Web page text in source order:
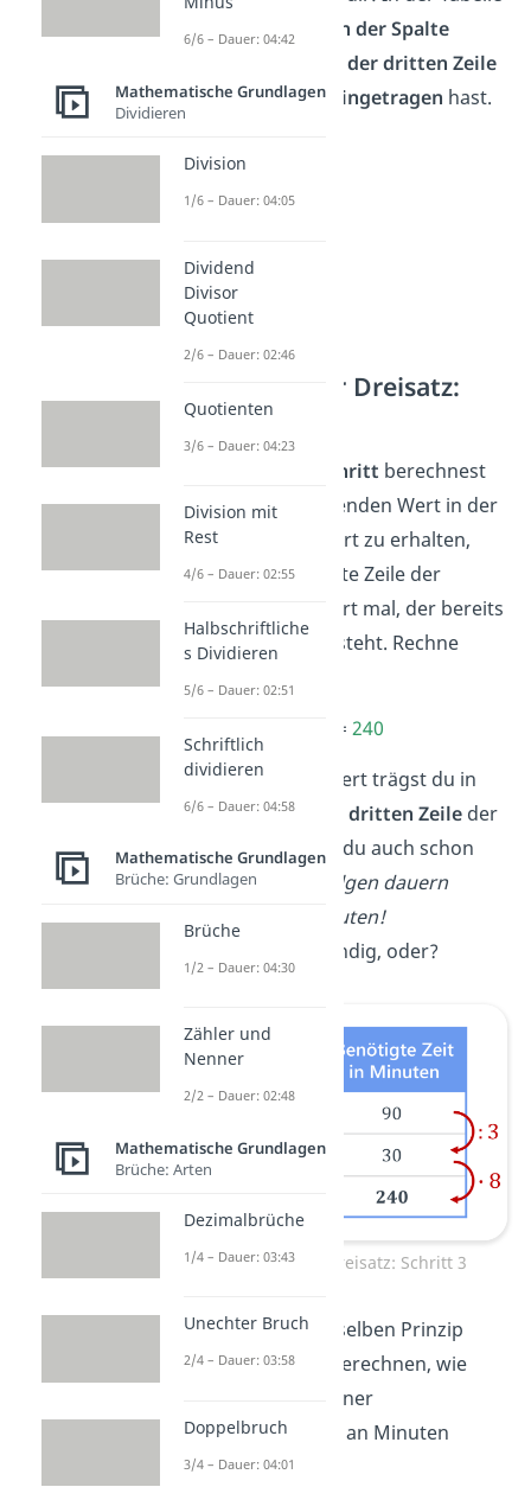
muss die
1 immer in der Spalte
in der dritten Zeile
schon einenWert eingetragen hast.
Proportionaler Dreisatz:
Schritt 3
dritten Schritt berechnest
du den letzten fehlenden Wert in der
Tabelle. Um den Wert zu erhalten,
nimmst du die zweite Zeile der
Tabelle mit dem Wert mal, der bereits
in der dritten Zeile steht. Rechne
= 240
Den gefundenen Wert trägst du in
das freie Feld in der dritten Zeileder
Tabelle ein. So hast du auch schon
deinErgebnis
8 Folgen dauern
insgesamt 240 Minuten!
Gar nicht so aufwendig, oder?
Proportionaler Dreisatz: Schritt 3
Übrigens: Mit demselben Prinzip
könntest du auch berechnen, wie
viele Folgen du in einer
vorgegebenen Zahl an Minuten
anschauen kannst.
6/6 – Dauer: 04:42
Mathematische Grundlagen
Dividieren
Division
1/6 – Dauer: 04:05
Dividend
Divisor
Quotient
2/6 – Dauer: 02:46
Quotienten
3/6 – Dauer: 04:23
Division mit
Rest
4/6 – Dauer: 02:55
Halbschriftliche
s Dividieren
5/6 – Dauer: 02:51
Schriftlich
dividieren
6/6 – Dauer: 04:58
Mathematische Grundlagen
Brüche: Grundlagen
Brüche
1/2 – Dauer: 04:30
Zähler und
Nenner
2/2 – Dauer: 02:48
Mathematische Grundlagen
Brüche: Arten
Dezimalbrüche
1/4 – Dauer: 03:43
Unechter Bruch
2/4 – Dauer: 03:58
Doppelbruch
3/4 – Dauer: 04:01